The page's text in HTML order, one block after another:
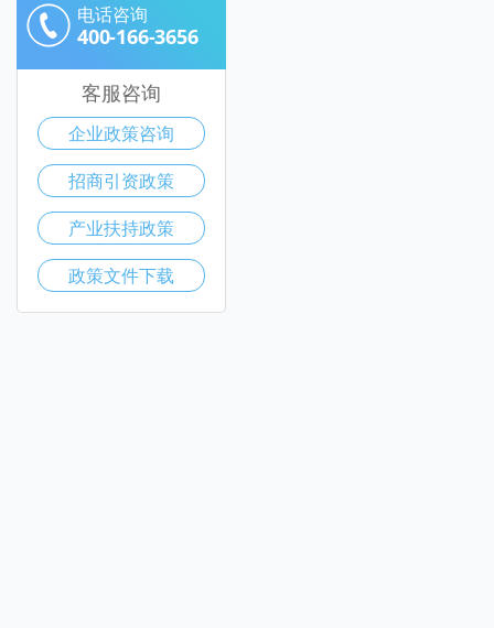
电话咨询
400-166-3656
客服咨询
企业政策咨询
招商引资政策
产业扶持政策
政策文件下载